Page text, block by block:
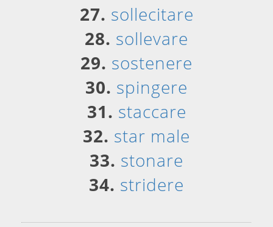
27. sollecitare
28. sollevare
29. sostenere
30. spingere
31. staccare
32. star male
33. stonare
34. stridere